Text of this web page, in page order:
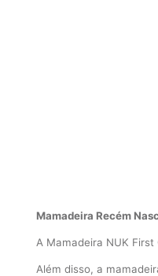
Mamadeira Recém
A Mamadeira NUK
Além disso, a